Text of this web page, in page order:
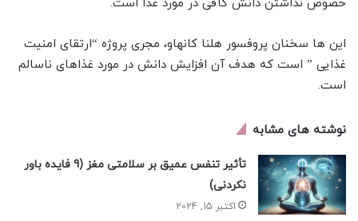
خصوص نداشتن دانش کافی در مورد غذا است.
این ها سخنان پروفسور هلنا کانهاو، مجری پروژه “ارتقای امنیت
غذایی ” است که هدف آن افزایش دانش در مورد غذاهای ناسالم
است.
نوشته های مشابه
تأثیر تنفس عمیق بر سلامتی مغز (9 فایده باور
نکردنی)
اکتبر 15, 2024